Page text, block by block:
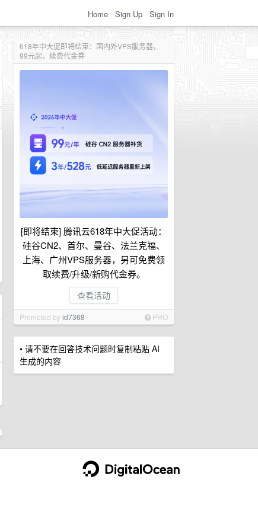
Home Sign Up Sign In
618年中大促即将结束：国内外VPS服务器，
99元起，续费代金券
[即将结束] 腾讯云618年中大促活动：
硅谷CN2、首尔、曼谷、法兰克福、
上海、广州VPS服务器，另可免费领
取续费/升级/新购代金券。
查看活动
Promoted byid7368 PRO
• 请不要在回答技术问题时复制粘贴 AI
生成的内容